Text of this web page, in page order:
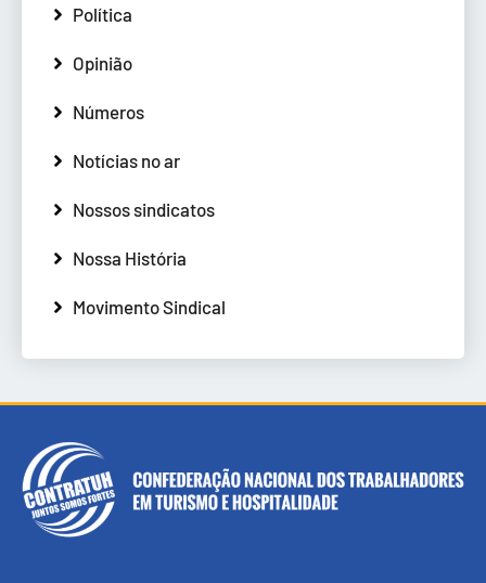
Política
Opinião
Números
Notícias no ar
Nossos sindicatos
Nossa História
Movimento Sindical